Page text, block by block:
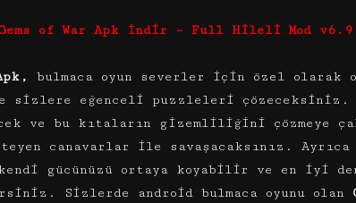
of War Apk İndir – Full Hileli Mod
bulmaca oyun severler için özel olarak
sizlere eğenceli puzzleleri çözeceksiniz.
ve bu kıtaların gizemliliğini çözmeye
canavarlar ile savaşacaksınız. Ayrıca
gücünüzü ortaya koyabilir ve en iyi
Sizlerde android bulmaca oyunu olan